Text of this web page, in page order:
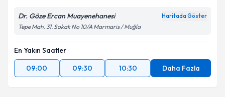
Dr. Göze Ercan Muayenehanesi Haritada Göster
Tepe Mah. 31. Sokak No 10/A Marmaris / Muğla
En Yakın Saatler
09:00
09:30 10:30 Daha Fazla